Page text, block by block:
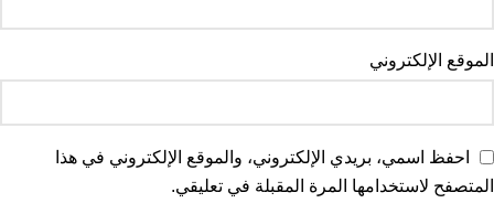
الموقع الإلكتروني
احفظ اسمي، بريدي الإلكتروني، والموقع الإلكتروني في هذا
المتصفح لاستخدامها المرة المقبلة في تعليقي.